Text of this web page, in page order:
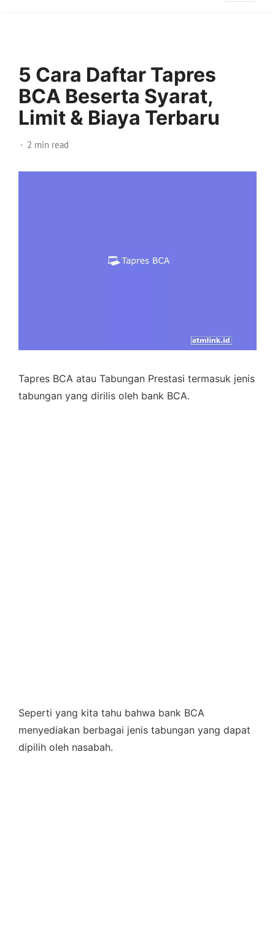
5 Cara Daftar Tapres
BCA Beserta Syarat,
Limit & Biaya Terbaru
2 min read
Tapres BCA atau Tabungan Prestasi termasuk jenis
tabungan yang dirilis oleh bank BCA.
Seperti yang kita tahu bahwa bank BCA
menyediakan berbagai jenis tabungan yang dapat
dipilih oleh nasabah.